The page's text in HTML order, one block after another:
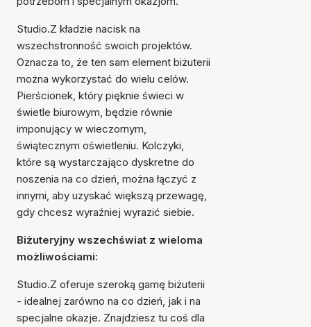
Studio.Z kładzie nacisk na
wszechstronność swoich projektów.
Oznacza to, że ten sam element biżuterii
można wykorzystać do wielu celów.
Pierścionek, który pięknie świeci w
świetle biurowym, będzie równie
imponujący w wieczornym,
świątecznym oświetleniu. Kolczyki,
które są wystarczająco dyskretne do
noszenia na co dzień, można łączyć z
innymi, aby uzyskać większą przewagę,
gdy chcesz wyraźniej wyrazić siebie.
Biżuteryjny wszechświat z wieloma
możliwościami:
Studio.Z oferuje szeroką gamę biżuterii
- idealnej zarówno na co dzień, jak i na
specjalne okazje. Znajdziesz tu coś dla